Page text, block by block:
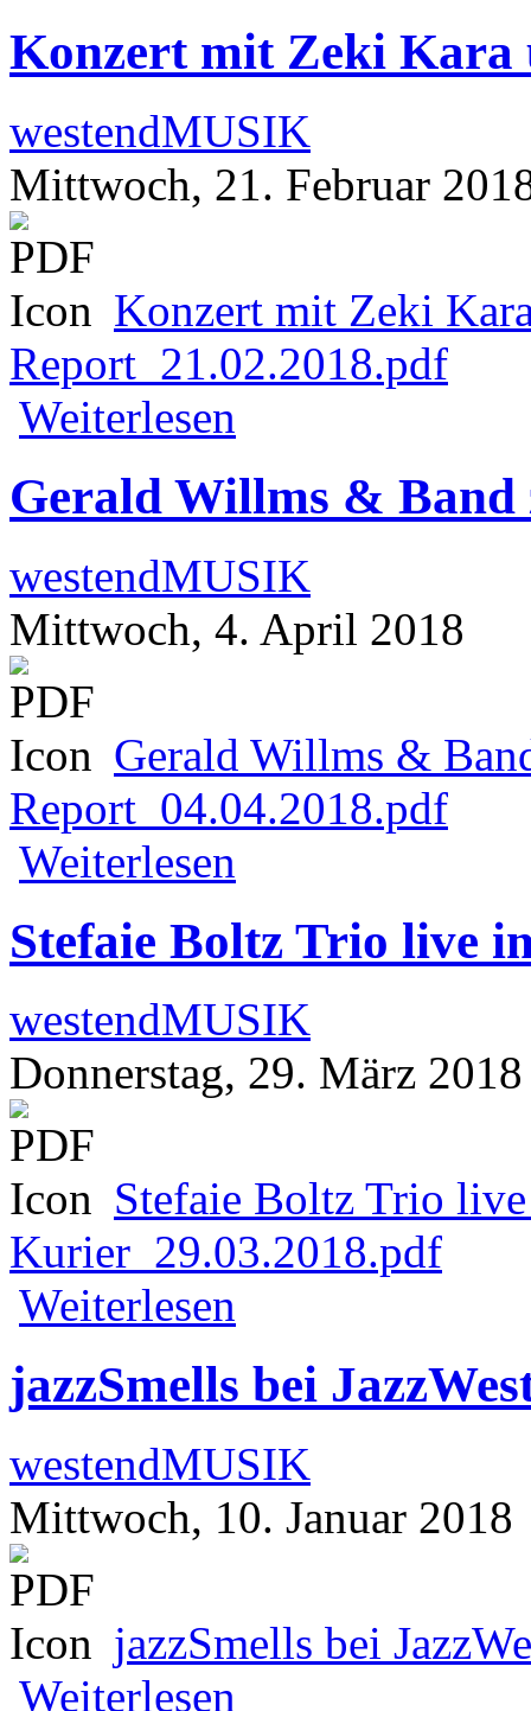
Konzert mit Zeki Kara
westendMUSIK
Mittwoch, 21. Februar
Konzert mit Zeki
Report_21.02.2018.pdf
Weiterlesen
Gerald Willms & Band
westendMUSIK
Mittwoch, 4. April 2018
Gerald Willms &
Report_04.04.2018.pdf
Weiterlesen
Stefaie Boltz Trio live
westendMUSIK
Donnerstag, 29. März 2018
Stefaie Boltz Trio
Kurier_29.03.2018.pdf
Weiterlesen
jazzSmells bei
westendMUSIK
Mittwoch, 10. Januar 2018
jazzSmells bei
Weiterlesen